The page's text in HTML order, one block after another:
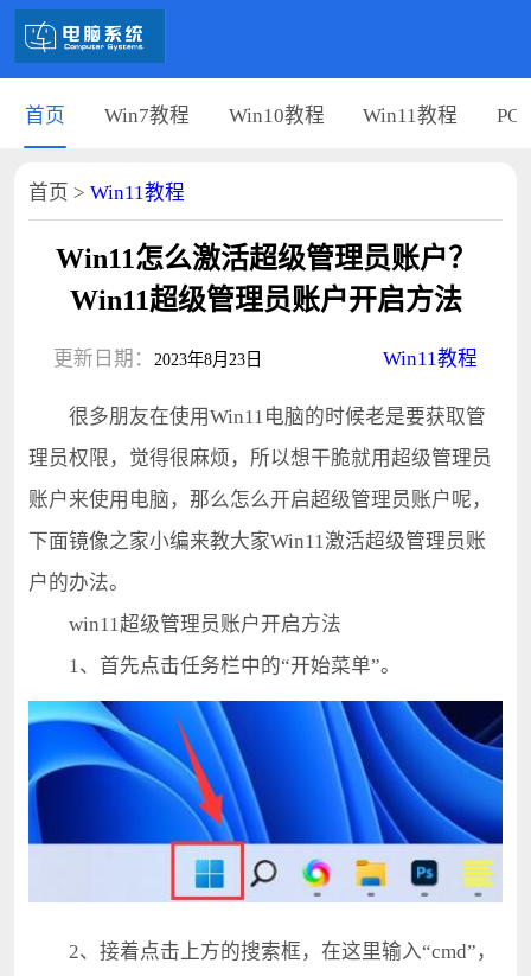
首页 Win7教程 Win10教程 Win11教程 PC
首页 > Win11教程
Win11怎么激活超级管理员账户？
Win11超级管理员账户开启方法
更新日期： 2023年8月23日 Win11教程
很多朋友在使用Win11电脑的时候老是要获取管
理员权限，觉得很麻烦，所以想干脆就用超级管理员
账户来使用电脑，那么怎么开启超级管理员账户呢，
下面镜像之家小编来教大家Win11激活超级管理员账
户的办法。
win11超级管理员账户开启方法
1、首先点击任务栏中的“开始菜单”。
2、接着点击上方的搜索框，在这里输入“cmd”，